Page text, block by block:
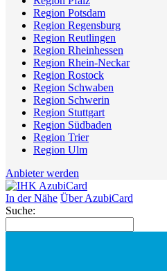
Region Potsdam
Region Regensburg
Region Reutlingen
Region Rheinhessen
Region Rhein-Neckar
Region Rostock
Region Schwaben
Region Schwerin
Region Stuttgart
Region Südbaden
Region Trier
Region Ulm
Anbieter werden
In der Nähe Über AzubiCard
Suche: